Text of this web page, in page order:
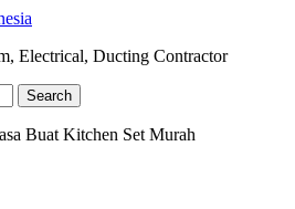
Electrical, Ducting Contractor
Search
Buat Kitchen Set Murah